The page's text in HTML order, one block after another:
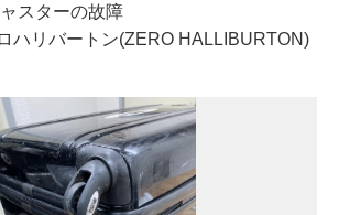
スターの故障
ハリバートン(ZERO HALLIBURTON)